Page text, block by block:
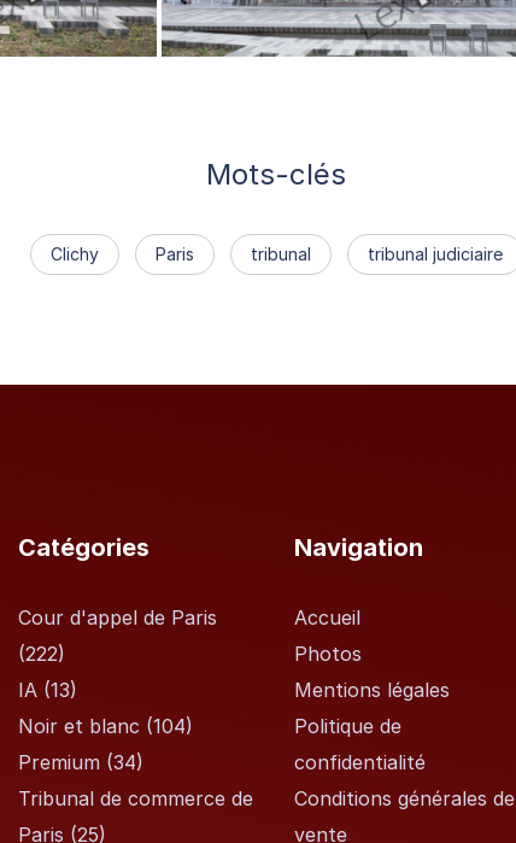
Mots-clés
Clichy Paris tribunal tribunal judiciaire
Catégories
Cour d'appel de Paris
(222)
IA(13)
Noir et blanc (104)
Premium(34)
Tribunal de commerce de
Paris (25)
Navigation
Accueil
Photos
Mentions légales
Politique de
confidentialité
Conditions générales de
vente